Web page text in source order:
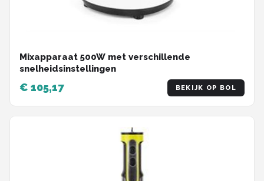
Mixapparaat 500W met verschillende
snelheidsinstellingen
€ 105,17 BEKIJK OP BOL